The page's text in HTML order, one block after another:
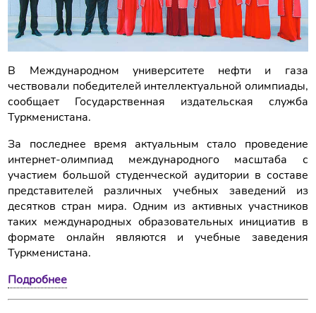
В Международном университете нефти и газа
чествовали победителей интеллектуальной олимпиады,
сообщает Государственная издательская служба
Туркменистана.
За последнее время актуальным стало проведение
интернет-олимпиад международного масштаба с
участием большой студенческой аудитории в составе
представителей различных учебных заведений из
десятков стран мира. Одним из активных участников
таких международных образовательных инициатив в
формате онлайн являются и учебные заведения
Туркменистана.
Подробнее